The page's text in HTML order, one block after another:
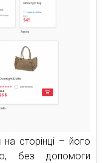
на сторінці – його
без допомоги